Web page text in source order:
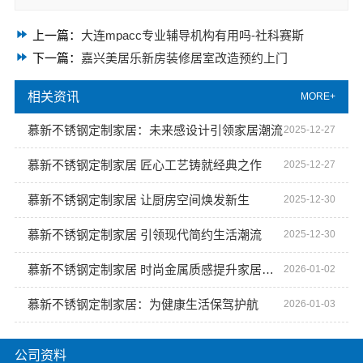
公司资料
上一篇： 大连mpacc专业辅导机构有用吗-社科赛斯
下一篇： 嘉兴美居乐新房装修居室改造预约上门
相关资讯 MORE+
慕新不锈钢定制家居：未来感设计引领家居潮流2025-12-27
慕新不锈钢定制家居 匠心工艺铸就经典之作 2025-12-27
慕新不锈钢定制家居 让厨房空间焕发新生 2025-12-30
慕新不锈钢定制家居 引领现代简约生活潮流 2025-12-30
慕新不锈钢定制家居 时尚金属质感提升家居格调 2026-01-02
慕新不锈钢定制家居：为健康生活保驾护航 2026-01-03